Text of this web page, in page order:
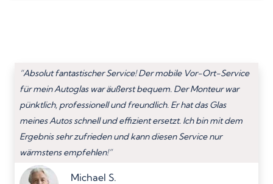
“Absolut fantastischer Service! Der mobile Vor-Ort-Service
für mein Autoglas war äußerst bequem. Der Monteur war
pünktlich, professionell und freundlich. Er hat das Glas
meines Autos schnell und effizient ersetzt. Ich bin mit dem
Ergebnis sehr zufrieden und kann diesen Service nur
wärmstens empfehlen!”
Michael S.